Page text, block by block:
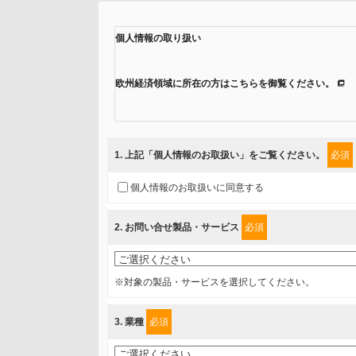
個人情報の取り扱い
欧州経済領域に所在の方はこちらを御覧ください。
ご入力頂いたお客様の情報は、個人情報保護方針に則
得たいと存じますので、宜しくお願い申し上げます。
富士ソフト株式会社
個人情報保護管理担当役員
〒231-8008 神奈川県横浜市中区桜木町1-1
1. 上記「個人情報のお取扱い」をご覧ください。 必須
個人情報のお取扱いに同意する
2. お問い合せ製品・サービス 必須
※対象の製品・サービスを選択してください。
3. 業種 必須